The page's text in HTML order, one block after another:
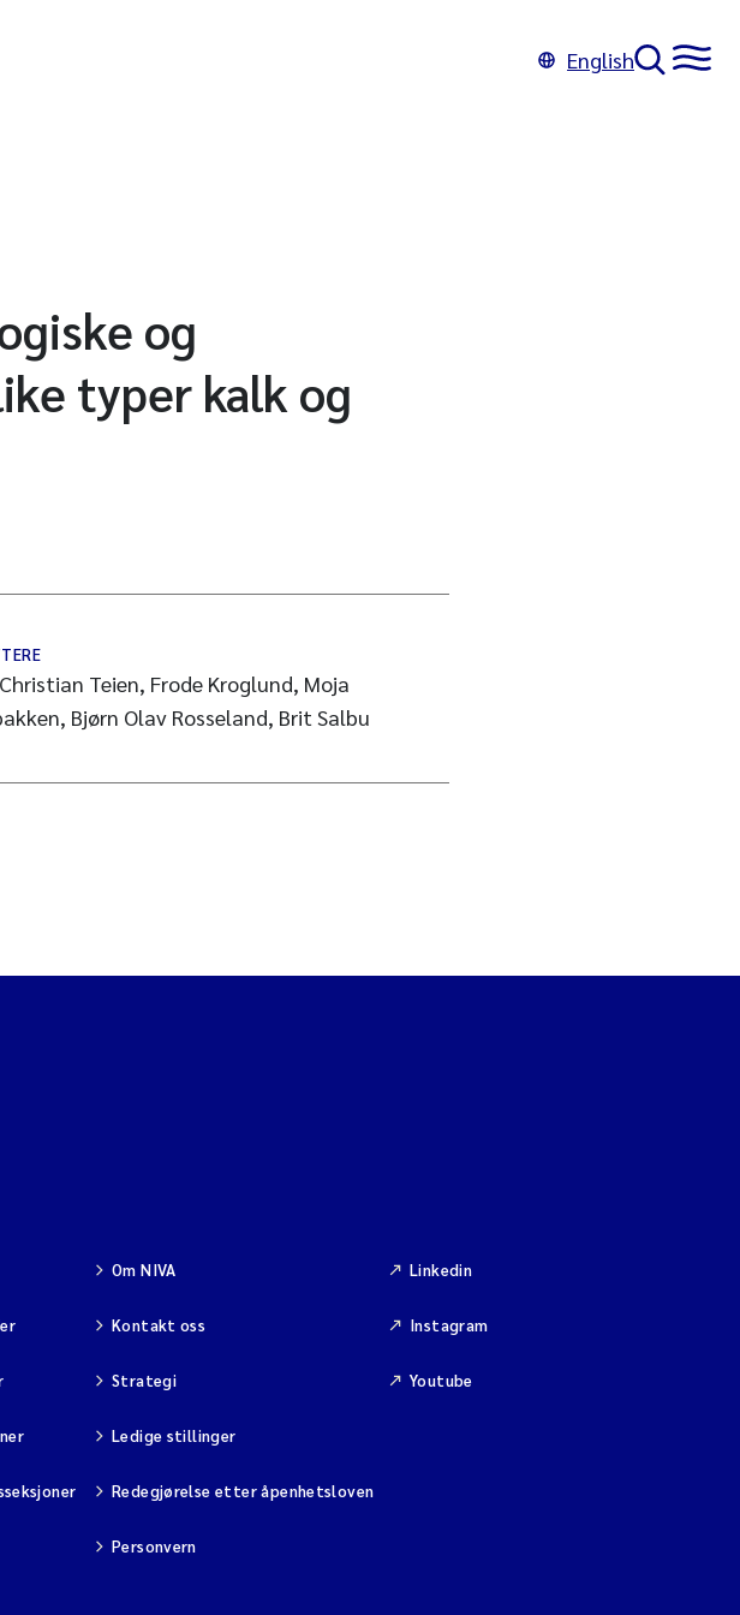
English
og
typer kalk og
Teien, Frode Kroglund, Moja
Bjørn Olav Rosseland, Brit Salbu
Om NIVA
Kontakt oss
Strategi
Ledige stillinger
Redegjørelse etter åpenhetsloven
Personvern
Linkedin
Instagram
Youtube